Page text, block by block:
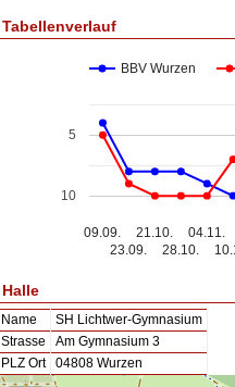
Tabellenverlauf
BBV Wurzen
09.09.
23.09.
21.10.
28.10.
04.11.
5
10
Halle
Name
SH Lichtwer-Gymnasium
Strasse
Am Gymnasium 3
PLZ Ort
04808 Wurzen